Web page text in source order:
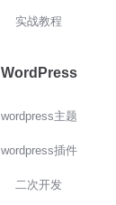
实战教程
WordPress
wordpress主题
wordpress插件
二次开发